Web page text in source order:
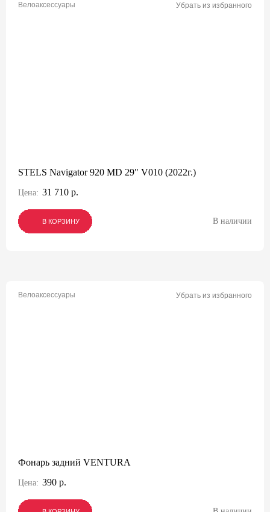
Велоаксессуары Убрать из избранного
STELS Navigator 920 MD 29" V010 (2022г.)
Цена: 31 710 р.
В КОРЗИНУ
В КОРЗИНУ
В КОРЗИНУ В наличии
Велоаксессуары Убрать из избранного
Фонарь задний VENTURA
Цена: 390 р.